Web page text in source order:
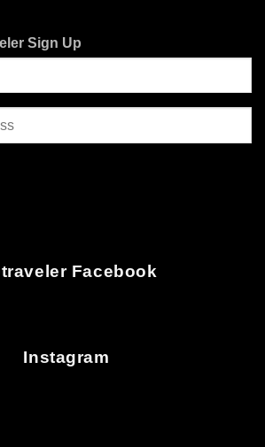
Sign Up
Facebook
Instagram